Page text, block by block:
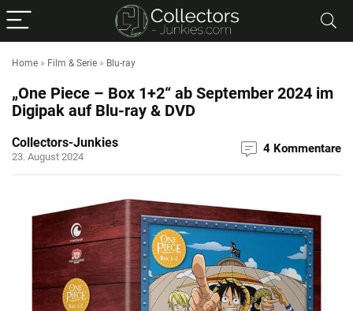
Home » Film & Serie » Blu-ray
„One Piece – Box 1+2“ ab September 2024 im
Digipak auf Blu-ray & DVD
Collectors-Junkies
23. August 2024
4 Kommentare